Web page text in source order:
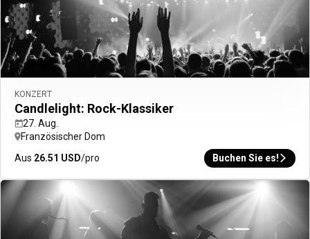
KONZERT
Candlelight: Rock-Klassiker
27. Aug.
Französischer Dom
Aus 26.51 USD/pro Buchen Sie es!